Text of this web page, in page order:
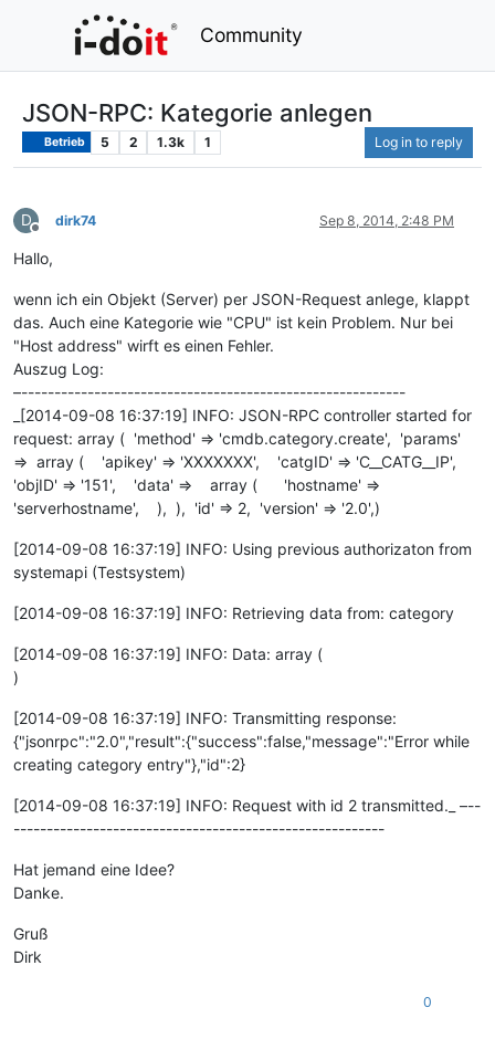
Community
JSON-RPC: Kategorie anlegen
Betrieb 5 2 1.3k 1 Log in to reply
D
Offline
dirk74 Sep 8, 2014, 2:48 PM
Hallo,
wenn ich ein Objekt (Server) per JSON-Request anlege, klappt
das. Auch eine Kategorie wie "CPU" ist kein Problem. Nur bei
"Host address" wirft es einen Fehler.
Auszug Log:
–----------------------------------------------------------
_[2014-09-08 16:37:19] INFO: JSON-RPC controller started for
request: array ( 'method' => 'cmdb.category.create', 'params'
=> array ( 'apikey' => 'XXXXXXX', 'catgID' => 'C__CATG__IP',
'objID' => '151', 'data' => array ( 'hostname' =>
'serverhostname', ), ), 'id' => 2, 'version' => '2.0',)
[2014-09-08 16:37:19] INFO: Using previous authorizaton from
systemapi (Testsystem)
[2014-09-08 16:37:19] INFO: Retrieving data from: category
[2014-09-08 16:37:19] INFO: Data: array (
)
[2014-09-08 16:37:19] INFO: Transmitting response:
{"jsonrpc":"2.0","result":{"success":false,"message":"Error while
creating category entry"},"id":2}
[2014-09-08 16:37:19] INFO: Request with id 2 transmitted._ –--
--------------------------------------------------------
Hat jemand eine Idee?
Danke.
Gruß
Dirk
0